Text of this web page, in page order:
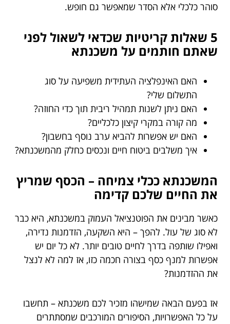
סוהר כלכלי אלא הסדר שמאפשר גם חופש.
5 שאלות קריטיות שכדאי לשאול לפני
שאתם חותמים על משכנתא
האם האינפלציה העתידית משפיעה על סוג
התשלום שלי?
האם ניתן לשנות תמהיל ריבית תוך כדי החוזה?
מה קורה במקרי קיצון כלכליים?
האם יש אפשרות להביא ערב נוסף בחשבון?
איך משלבים ביטוח חיים ונכסים כחלק מהמשכנתא?
המשכנתא ככלי צמיחה – הכסף שמריץ
את החיים שלכם קדימה
כאשר מבינים את הפוטנציאל העמוק במשכנתא, היא כבר
לא סוג של עול. להפך – היא השקעה, הזדמנות נדירה,
ואפילו שותפה בדרך לחיים טובים יותר. לא כל יום יש
אפשרות למנף כסף בצורה חכמה כזו, אז למה לא לנצל
את ההזדמנות?
אז בפעם הבאה שמישהו מזכיר לכם משכנתא – תחשבו
על כל האפשרויות, הסיפורים המורכבים שמסתתרים